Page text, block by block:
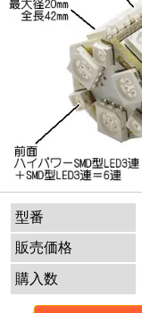
型番
販売価格
購入数